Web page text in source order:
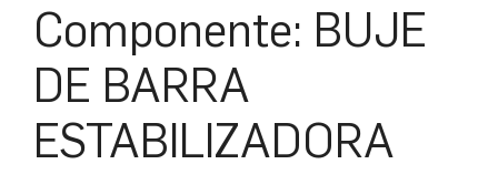
Componente: BUJE
DE BARRA
ESTABILIZADORA